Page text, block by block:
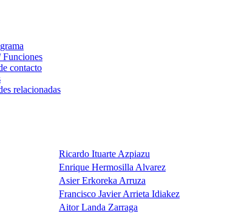
Funciones
contacto
relacionadas
Ricardo Ituarte Azpiazu
Enrique Hermosilla Alvarez
Asier Erkoreka Arruza
Francisco Javier Arrieta Idiakez
Aitor Landa Zarraga